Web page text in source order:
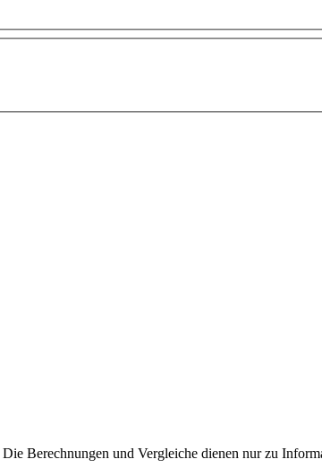
Berechnungen und Vergleiche dienen nur zu